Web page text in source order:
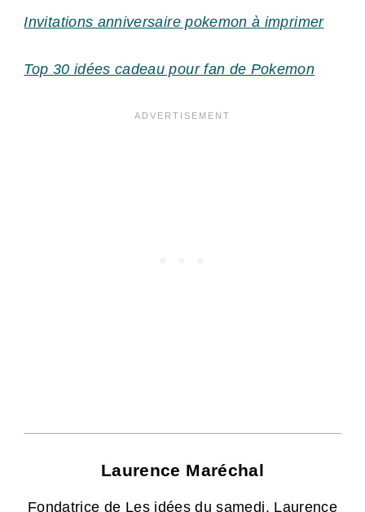
Invitations anniversaire pokemon à imprimer
Top 30 idées cadeau pour fan de Pokemon
Laurence Maréchal
Fondatrice de Les idées du samedi, Laurence